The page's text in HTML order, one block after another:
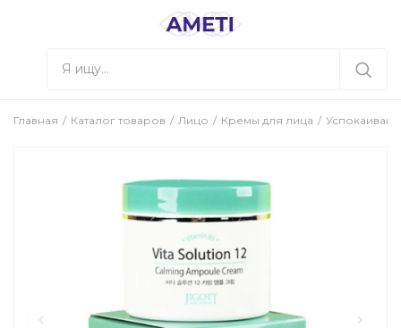
Главная Каталог товаров Лицо Кремы для лица